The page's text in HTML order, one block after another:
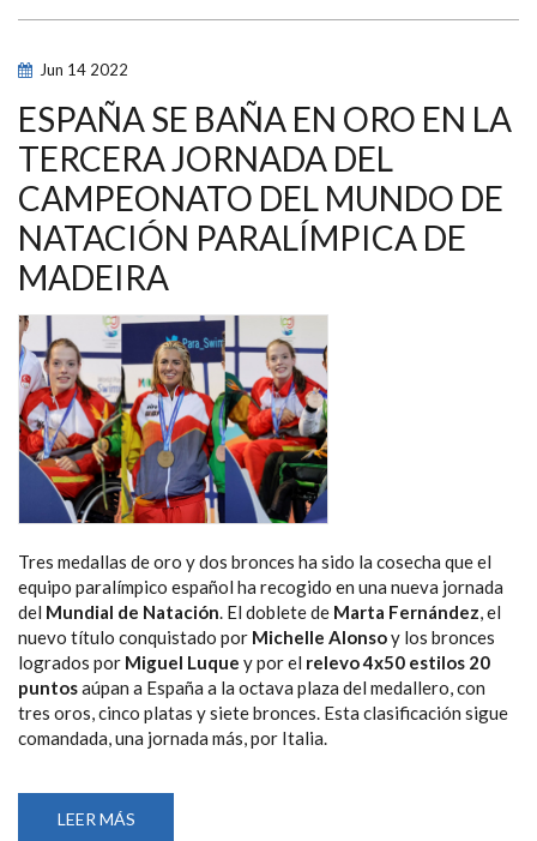
PROCLAMA
UNA
JORNADA
CON
TRES
NUEVAS
MEDALLAS
PARA
ESPAÑA
EN
MUNDIAL
DE
NATACIÓN
PARALÍMPICA
Jun 14 2022
ESPAÑA SE BAÑA EN ORO EN LA
TERCERA JORNADA DEL
CAMPEONATO DEL MUNDO DE
NATACIÓN PARALÍMPICA DE
MADEIRA
Tres medallas de oro y dos bronces ha sido la cosecha que el
equipo paralímpico español ha recogido en una nueva jornada
del Mundial de Natación. El doblete de Marta Fernández, el
nuevo título conquistado por Michelle Alonsoy los bronces
logrados por Miguel Luque y por el relevo 4x50 estilos 20
puntosaúpan a España a la octava plaza del medallero, con
tres oros, cinco platas y siete bronces. Esta clasificación sigue
comandada, una jornada más, por Italia.
LEER MÁS